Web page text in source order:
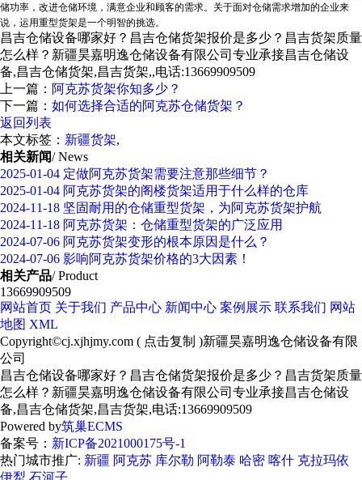
储功率，改进仓储环境，满意企业和顾客的需求。关于面对仓储需求增加的企业来
说，运用重型货架是一个明智的挑选。
昌吉仓储设备哪家好？昌吉仓储货架报价是多少？昌吉货架质量
怎么样？新疆昊嘉明逸仓储设备有限公司专业承接昌吉仓储设
备,昌吉仓储货架,昌吉货架,,电话:13669909509
上一篇： 阿克苏货架你知多少？
下一篇： 如何选择合适的阿克苏仓储货架？
返回列表
本文标签： 新疆货架,
相关新闻/ News
2025-01-04 定做阿克苏货架需要注意那些细节？
2025-01-04 阿克苏货架的阁楼货架适用于什么样的仓库
2024-11-18 坚固耐用的仓储重型货架，为阿克苏货架护航
2024-11-18 阿克苏货架：仓储重型货架的广泛应用
2024-07-06 阿克苏货架变形的根本原因是什么？
2024-07-06 影响阿克苏货架价格的3大因素！
相关产品/ Product
13669909509
网站首页 关于我们 产品中心 新闻中心 案例展示 联系我们 网站
地图 XML
Copyright©cj.xjhjmy.com ( 点击复制 )新疆昊嘉明逸仓储设备有限
公司
昌吉仓储设备哪家好？昌吉仓储货架报价是多少？昌吉货架质量
怎么样？新疆昊嘉明逸仓储设备有限公司专业承接昌吉仓储设
备,昌吉仓储货架,昌吉货架,电话:13669909509
Powered by筑巢ECMS
备案号： 新ICP备2021000175号-1
热门城市推广: 新疆 阿克苏 库尔勒 阿勒泰 哈密 喀什 克拉玛依
伊犁 石河子